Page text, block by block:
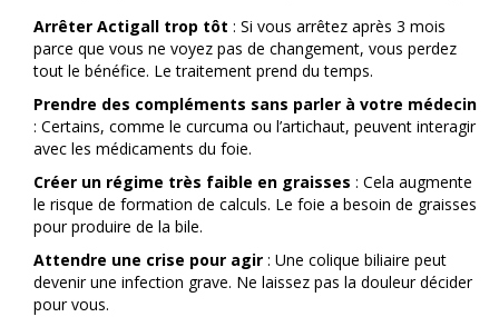
Arrêter Actigall trop tôt : Si vous arrêtez après 3 mois
parce que vous ne voyez pas de changement, vous perdez
tout le bénéfice. Le traitement prend du temps.
Prendre des compléments sans parler à votre médecin
: Certains, comme le curcuma ou l’artichaut, peuvent interagir
avec les médicaments du foie.
Créer un régime très faible en graisses : Cela augmente
le risque de formation de calculs. Le foie a besoin de graisses
pour produire de la bile.
Attendre une crise pour agir : Une colique biliaire peut
devenir une infection grave. Ne laissez pas la douleur décider
pour vous.